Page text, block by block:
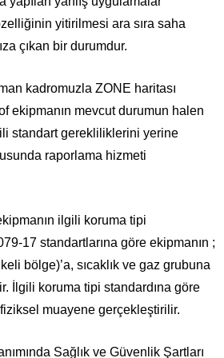
yitirilmesi ara sıra saha
çıkan bir durumdur.
kadromuzla ZONE haritası
ekipmanın mevcut durumun halen
standart gerekliliklerini yerine
raporlama hizmeti
ilgili koruma tipi
17 standartlarına göre ekipmanın ;
bölge)’a, sıcaklık ve gaz grubuna
İlgili koruma tipi standardına göre
muayene gerçekleştirilir.
Sağlık ve Güvenlik Şartları